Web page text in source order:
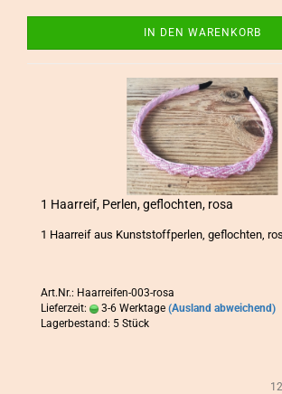
IN DEN WARENKORB
1 Haar­reif, Per­len, ge­floch­ten, rosa
1 Haar­reif aus Kunst­stoff­per­len, ge­floch­ten,
Art.Nr.: Haarreifen-003-rosa
Lieferzeit:
3-6 Werktage (Ausland abweichend)
Lagerbestand: 5 Stück